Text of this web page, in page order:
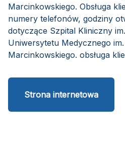
Marcinkowskiego. Obsługa
numery telefonów, godziny
dotyczące Szpital Kliniczny
Uniwersytetu Medycznego
Marcinkowskiego. obsługa
Strona internetowa